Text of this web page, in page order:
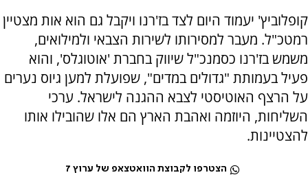
קופלוביץ' יעמוד היום לצד בז'רנו ויקבל גם הוא אות מצטיין
רמטכ"ל. מעבר למסירותו לשירות הצבאי ולמילואים,
משמש בז'רנו כסמנכ"ל שיווק בחברת 'אוטוגלס', והוא
פעיל בעמותת "גדולים במדים", שפועלת למען גיוס נערים
על הרצף האוטיסטי לצבא ההגנה לישראל. ערכי
השליחות, היוזמה ואהבת הארץ הם אלו שהובילו אותו
להצטיינות.
הצטרפו לקבוצת הוואטצאפ של ערוץ 7